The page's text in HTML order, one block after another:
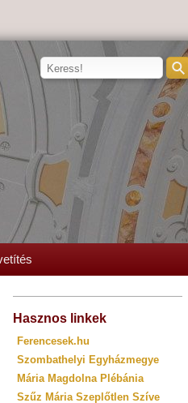
Hasznos linkek
Ferencesek.hu
Szombathelyi Egyházmegye
Mária Magdolna Plébánia
Szűz Mária Szeplőtlen Szíve